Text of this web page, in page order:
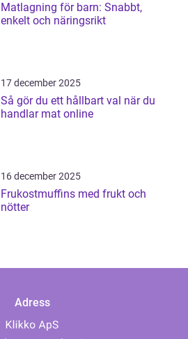
Matlagning för barn: Snabbt,
enkelt och näringsrikt
17 december 2025
Så gör du ett hållbart val när du
handlar mat online
16 december 2025
Frukostmuffins med frukt och
nötter
Adress